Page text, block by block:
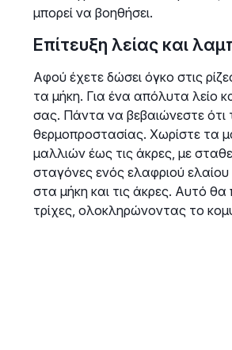
μπορεί να βοηθήσει.
Επίτευξη λείας και
Αφού έχετε δώσει όγκο στις
τα μήκη. Για ένα απόλυτα λείο
σας. Πάντα να βεβαιώνεστε ότι
θερμοπροστασίας. Χωρίστε τα
μαλλιών έως τις άκρες, με
σταγόνες ενός ελαφριού
στα μήκη και τις άκρες. Αυτό
τρίχες, ολοκληρώνοντας το